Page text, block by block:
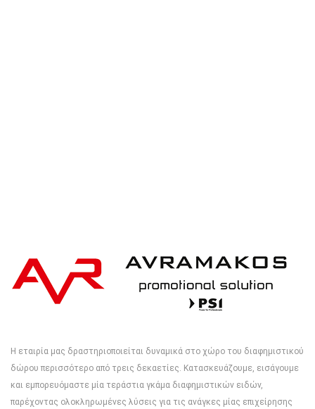
Η εταιρία μας δραστηριοποιείται δυναμικά στο χώρο του διαφημιστικού
δώρου περισσότερο από τρεις δεκαετίες. Κατασκευάζουμε, εισάγουμε
και εμπορευόμαστε μία τεράστια γκάμα διαφημιστικών ειδών,
παρέχοντας ολοκληρωμένες λύσεις για τις ανάγκες μίας επιχείρησης